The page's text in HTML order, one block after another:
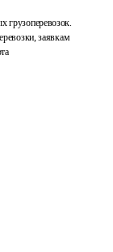
грузоперевозок.
заявкам